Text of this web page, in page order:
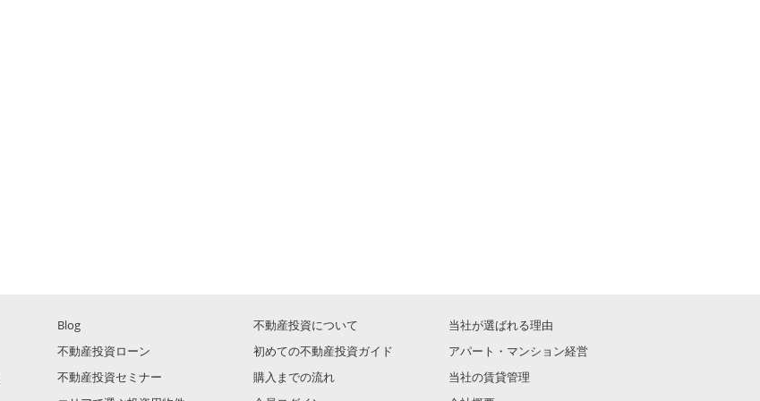
Blog 不動産投資について
当社が選ばれる理由
不動産投資ローン 初めての不動産投資ガイド
アパート・マンション経営
不動産投資セミナー 購入までの流れ
当社の賃貸管理